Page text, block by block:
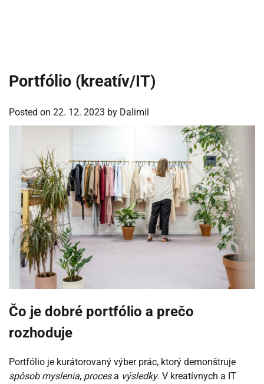
Portfólio (kreatív/IT)
Posted on 22. 12. 2023 by Dalimil
Čo je dobré portfólio a prečo
rozhoduje
Portfólio je kurátorovaný výber prác, ktorý demonštruje
spôsob myslenia, procesa výsledky. V kreatívnych a IT